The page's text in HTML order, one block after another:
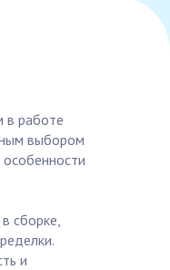
в работе
выбором
сборке,
и